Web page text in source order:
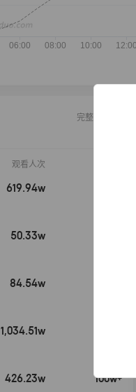
完整榜单
观看人次
619.94w
50.33w
84.54w
1,034.51w
426.23w 100w+